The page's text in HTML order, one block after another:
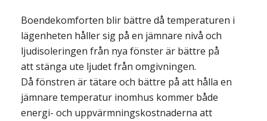
Boendekomforten blir bättre då temperaturen i
lägenheten håller sig på en jämnare nivå och
ljudisoleringen från nya fönster är bättre på
att stänga ute ljudet från omgivningen.
Då fönstren är tätare och bättre på att hålla en
jämnare temperatur inomhus kommer både
energi- och uppvärmningskostnaderna att